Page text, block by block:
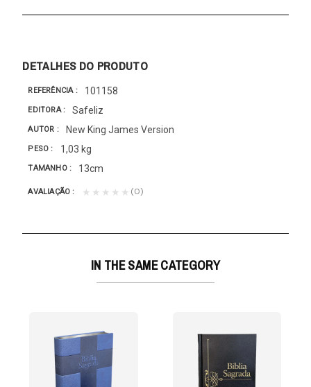
DETALHES DO PRODUTO
REFERÊNCIA 101158
EDITORA Safeliz
AUTOR New King James Version
PESO 1,03 kg
TAMANHO 13cm
AVALIAÇÃO ★★★★★ (0)
IN THE SAME CATEGORY